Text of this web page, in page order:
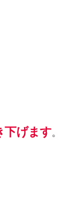
下げます。